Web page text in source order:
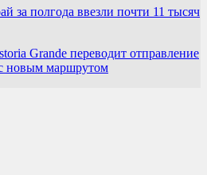
за полгода ввезли почти 11 тысяч
Grande переводит отправление
новым маршрутом